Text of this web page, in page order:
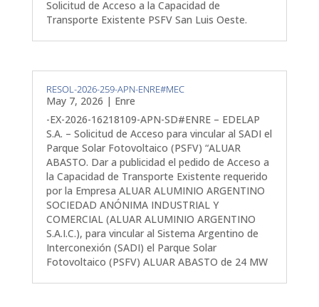
Solicitud de Acceso a la Capacidad de
Transporte Existente PSFV San Luis Oeste.
RESOL-2026-259-APN-ENRE#MEC
May 7, 2026 | Enre
-EX-2026-16218109-APN-SD#ENRE – EDELAP
S.A. – Solicitud de Acceso para vincular al SADI el
Parque Solar Fotovoltaico (PSFV) “ALUAR
ABASTO. Dar a publicidad el pedido de Acceso a
la Capacidad de Transporte Existente requerido
por la Empresa ALUAR ALUMINIO ARGENTINO
SOCIEDAD ANÓNIMA INDUSTRIAL Y
COMERCIAL (ALUAR ALUMINIO ARGENTINO
S.A.I.C.), para vincular al Sistema Argentino de
Interconexión (SADI) el Parque Solar
Fotovoltaico (PSFV) ALUAR ABASTO de 24 MW